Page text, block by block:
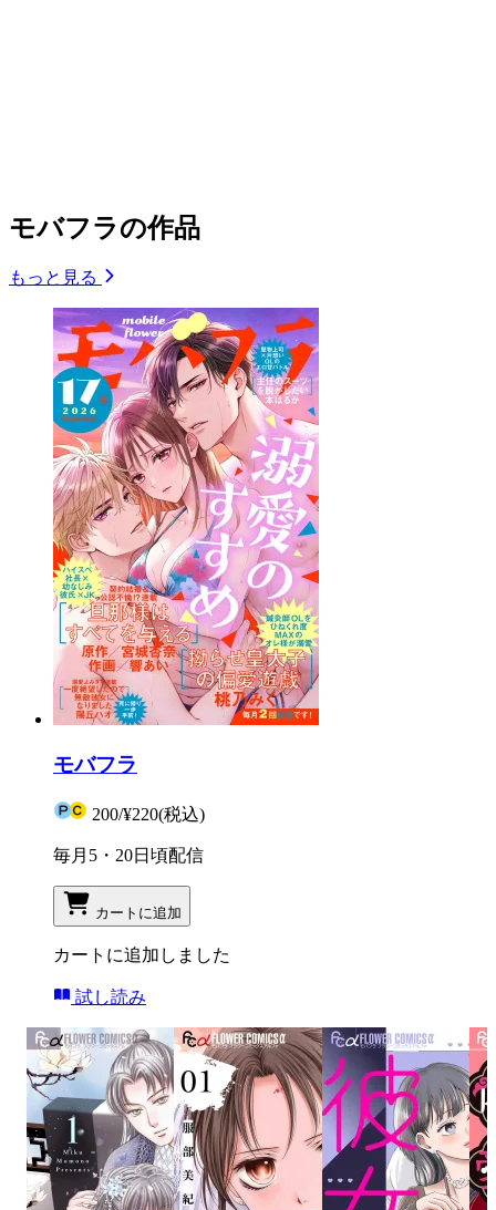
モバフラの作品
もっと見る
モバフラ
200/¥220(税込)
毎月5・20日頃配信
カートに追加
カートに追加しました
試し読み